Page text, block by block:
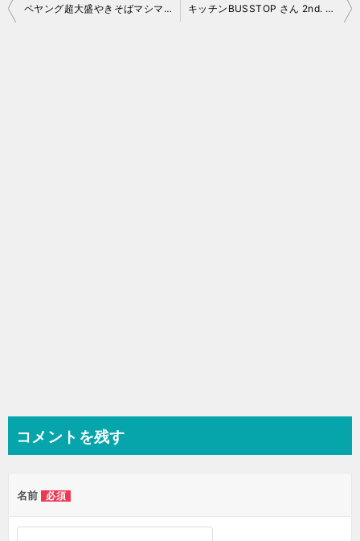
投
ペヤング超大盛やきそばマシマシキャベツ実食レポ キッチンBUSSTOP さん 2nd. チャレンジ
コメントを残す
名前 必須